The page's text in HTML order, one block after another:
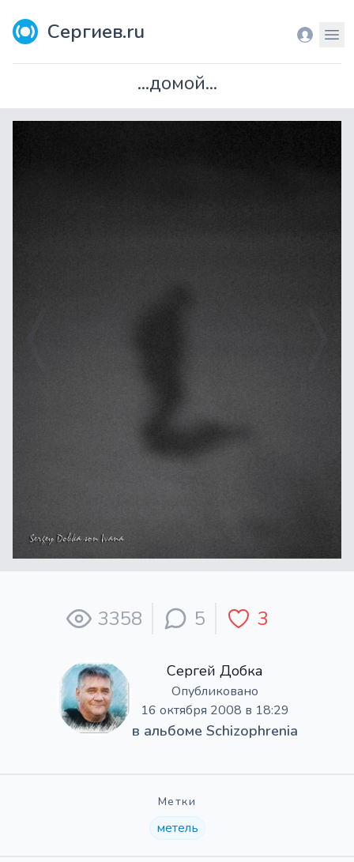
Сергиев.ru Вход
...домой...
3358 5 3
Сергей Добка
Опубликовано
16 октября 2008 в 18:29
в альбоме Schizophrenia
Метки
метель